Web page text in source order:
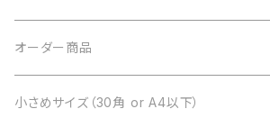
オーダー商品
小さめサイズ（30角 or A4以下）